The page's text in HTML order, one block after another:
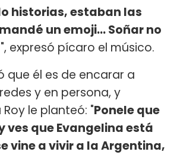
historias, estaban las
un emoji... Soñar no
", expresó pícaro el músico.
que él es de encarar a
y en persona, y
le planteó: "Ponele que
ves que Evangelina está
vine a vivir a la Argentina,